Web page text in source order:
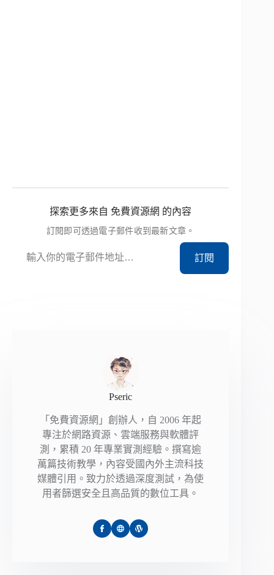
探索更多來自 免費資源網 的內容
訂閱即可透過電子郵件收到最新文章。
訂閱
Pseric
「免費資源網」創辦人，自 2006 年起
專注於網路資源、雲端服務與軟體評
測，累積 20 年專業實測經驗。撰寫逾
萬篇技術教學，內容受國內外主流科技
媒體引用。致力於透過深度測試，為使
用者篩選安全且高品質的數位工具。